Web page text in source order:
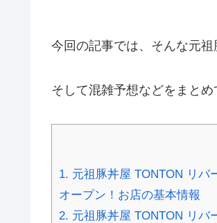
今回の記事では、そんな元
そして混雑予想などをまとめ
1. 元祖豚丼屋 TONTON リバ
オープン！お店の基本情報
2. 元祖豚丼屋 TONTON リバ